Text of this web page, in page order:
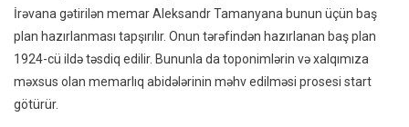
İrəvana gətirilən memar Aleksandr Tamanyana bunun üçün baş
plan hazırlanması tapşırılır. Onun tərəfindən hazırlanan baş plan
1924-cü ildə təsdiq edilir. Bununla da toponimlərin və xalqımıza
məxsus olan memarlıq abidələrinin məhv edilməsi prosesi start
götürür.